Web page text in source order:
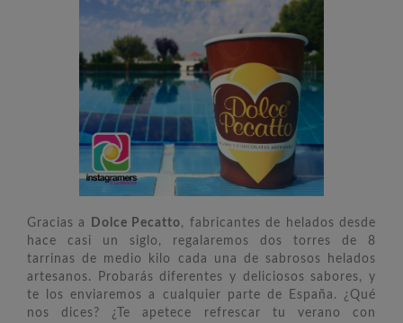
Gracias a Dolce Pecatto, fabricantes de helados desde
hace casi un siglo, regalaremos dos torres de 8
tarrinas de medio kilo cada una de sabrosos helados
artesanos. Probarás diferentes y deliciosos sabores, y
te los enviaremos a cualquier parte de España. ¿Qué
nos dices? ¿Te apetece refrescar tu verano con